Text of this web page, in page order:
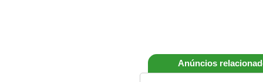
Anúncios